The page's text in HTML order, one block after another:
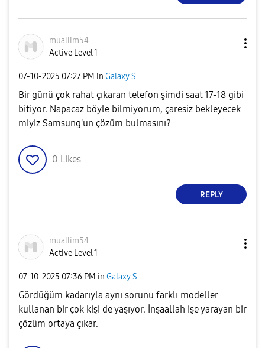
muallim54
Active Level 1
‎07-10-2025 07:27 PM in Galaxy S
Bir günü çok rahat çıkaran telefon şimdi saat 17-18 gibi
bitiyor. Napacaz böyle bilmiyorum, çaresiz bekleyecek
miyiz Samsung'un çözüm bulmasını?
0 Likes
REPLY
muallim54
Active Level 1
‎07-10-2025 07:36 PM in Galaxy S
Gördüğüm kadarıyla aynı sorunu farklı modeller
kullanan bir çok kişi de yaşıyor. İnşaallah işe yarayan bir
çözüm ortaya çıkar.